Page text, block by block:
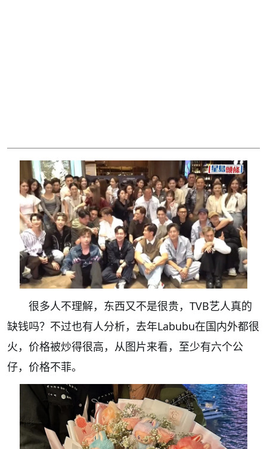
很多人不理解，东西又不是很贵，TVB艺人真的
缺钱吗？不过也有人分析，去年Labubu在国内外都很
火，价格被炒得很高，从图片来看，至少有六个公
仔，价格不菲。